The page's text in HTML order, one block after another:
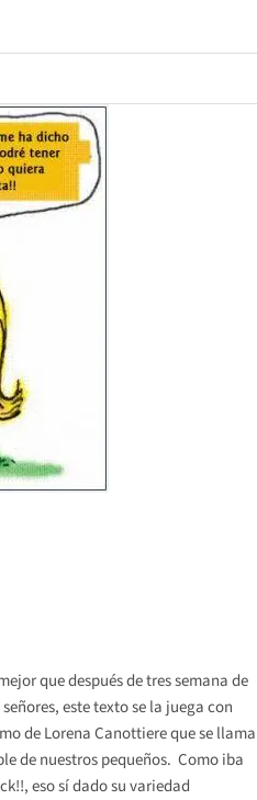
que después de tres semana de
este texto se la juega con
de Lorena Canottiere que se llama
de nuestros pequeños. Como iba
eso sí dado su variedad